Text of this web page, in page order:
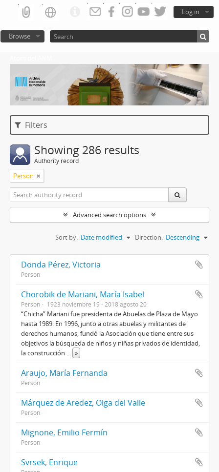
Log in
Browse
Filters
Showing 286 results
Authority record
Person
Advanced search options
Sort by: Date modified Direction: Descending
Donda Pérez, Victoria
Person
Chorobik de Mariani, María Isabel
Person 1923 noviembre 19 - 2018 agosto 20
“Chicha” Mariani fue presidenta de Abuelas de Plaza de Mayo
hasta 1989. En 1996, junto a otras abuelas y militantes de
derechos humanos, fundó la Asociación que tiene entre sus
objetivos la búsqueda de niños y niñas privados de identidad,
la construcción ... »
Araujo, María Fernanda
Person
Márquez de Aredez, Olga del Valle
Person
Mignone, Emilio Fermín
Person
Svrsek, Enrique